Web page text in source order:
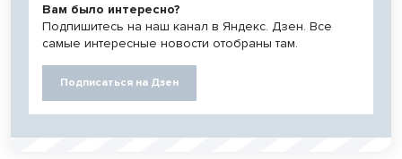
Вам было интересно?
Подпишитесь на наш канал в Яндекс. Дзен. Все
самые интересные новости отобраны там.
Подписаться на Дзен